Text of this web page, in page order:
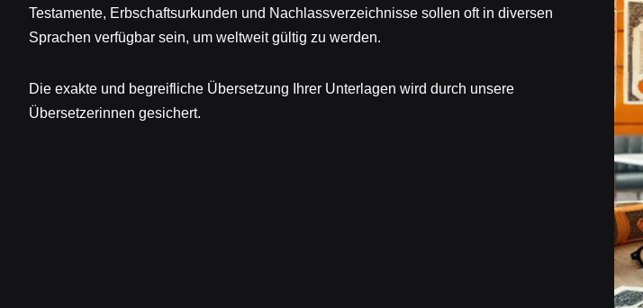
Testamente, Erbschaftsurkunden und Nachlassverzeichnisse sollen oft in diversen
Sprachen verfügbar sein, um weltweit gültig zu werden.
Die exakte und begreifliche Übersetzung Ihrer Unterlagen wird durch unsere
Übersetzerinnen gesichert.